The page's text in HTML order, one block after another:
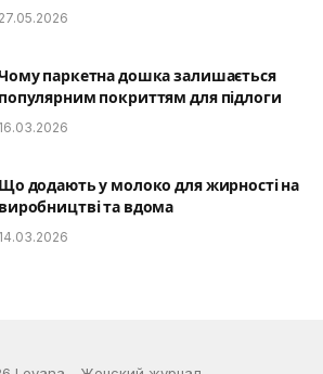
27.05.2026
паркетна дошка залишається
популярним покриттям для підлоги
16.03.2026
Що додають у молоко для жирності на
виробництві та вдома
14.03.2026